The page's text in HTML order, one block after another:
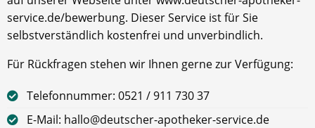
service.de/bewerbung. Dieser Service ist für Sie
selbstverständlich kostenfrei und unverbindlich.
Für Rückfragen stehen wir Ihnen gerne zur Verfügung:
Telefonnummer: 0521 / 911 730 37
E-Mail: hallo@deutscher-apotheker-service.de